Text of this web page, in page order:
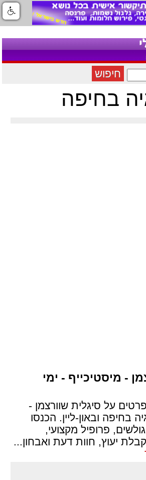
חיפוש
בחיפה
- מיסטיכייף - ימי
על סיגלית שוורצמן -
בחיפה ובאון-ליין. הכנסו
פרופיל מקצועי,
יעוץ, חוות דעת ואבחון...